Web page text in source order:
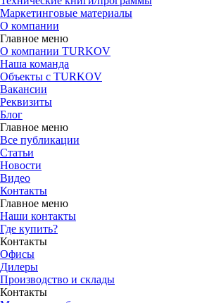
Маркетинговые материалы
О компании
Главное меню
О компании TURKOV
Наша команда
Объекты с TURKOV
Вакансии
Реквизиты
Блог
Главное меню
Все публикации
Статьи
Новости
Видео
Контакты
Главное меню
Наши контакты
Где купить?
Контакты
Офисы
Дилеры
Производство и склады
Контакты